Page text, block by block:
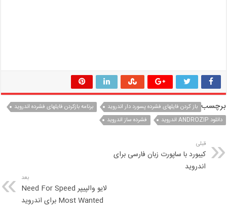
برچسب باز کردن فایلهای فشرده پسورد دار اندروید
برنامه بازکردن فایلهای فشرده اندروید
دانلود ANDROZIP اندروید
فشرده ساز اندروید
قبلی
کیبورد با ساپورت زبان فارسی برای
اندروید
بعد
لایو والپیپر Need For Speed
Most Wanted برای اندروید